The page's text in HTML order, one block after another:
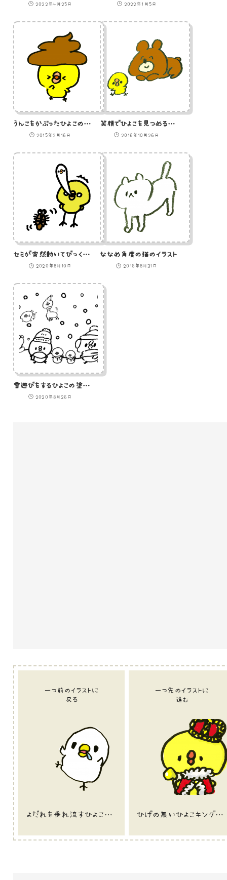
2022年4月25日 2022年1月5日
うんこをかぶったひよこのイラスト
2015年2月16日
笑顔でひよこを見つめる熊のイラスト
2016年10月26日
セミが突然動いてびっくりするひよこのイラスト
2020年8月10日
ななめ角度の猫のイラスト
2016年8月31日
雪遊びをするひよこの塗り絵のイラスト
2020年8月26日
一つ前のイラストに
戻る
よだれを垂れ流すひよこのイラスト
一つ先のイラストに
進む
ひげの無いひよこキングのイラスト